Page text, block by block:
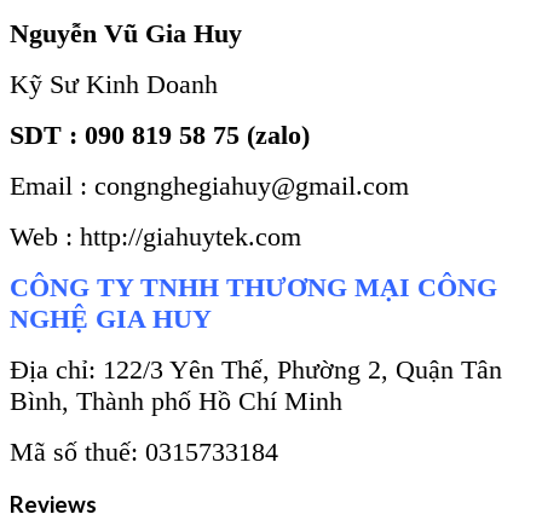
Nguyễn Vũ Gia Huy
Kỹ Sư Kinh Doanh
SDT : 090 819 58 75 (zalo)
Email : congnghegiahuy@gmail.com
Web : http://giahuytek.com
CÔNG TY TNHH THƯƠNG MẠI CÔNG
NGHỆ GIA HUY
Địa chỉ: 122/3 Yên Thế, Phường 2, Quận Tân
Bình, Thành phố Hồ Chí Minh
Mã số thuế: 0315733184
Reviews